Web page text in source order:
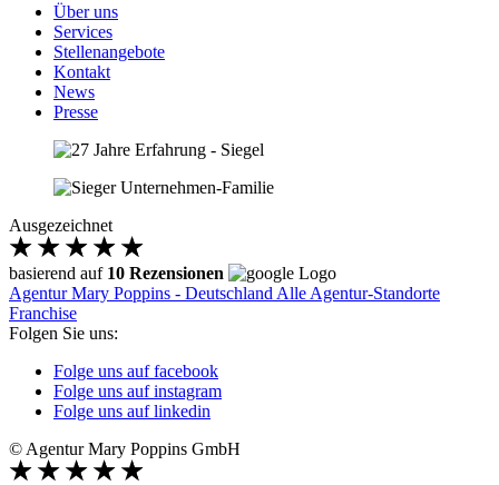
Über uns
Services
Stellenangebote
Kontakt
News
Presse
Ausgezeichnet
basierend auf 10 Rezensionen
Agentur Mary Poppins - Deutschland Alle Agentur-Standorte
Franchise
Folgen Sie uns:
Folge uns auf facebook
Folge uns auf instagram
Folge uns auf linkedin
© Agentur Mary Poppins GmbH